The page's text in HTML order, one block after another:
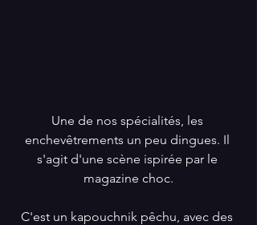
Une de nos spécialités, les
enchevêtrements un peu dingues. Il
s'agit d'une scène ispirée par le
magazine choc.
C'est un kapouchnik pêchu, avec des